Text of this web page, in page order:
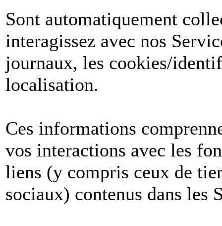
Sont automatiquement
interagissez avec nos
journaux, les cookies/
localisation.
Ces informations
vos interactions avec les
liens (y compris ceux de
sociaux) contenus dans les